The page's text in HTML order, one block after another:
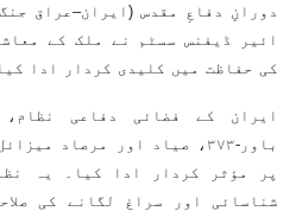
دورانِ دفاعِ مقدس (ایران–عراق
ائیر ڈیفنس سسٹم نے ملک کے
کی حفاظت میں کلیدی کردار ادا
ایران کے فضائی دفاعی
باور-۳۷۳، صیاد اور مرصاد
پر مؤثر کردار ادا کیا۔ یہ
شناسائی اور سراغ لگانے کی